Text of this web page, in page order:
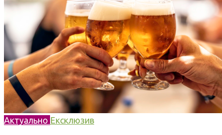
Актуально Ексклюзив